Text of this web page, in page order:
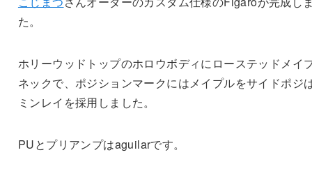
た。
ホリーウッドトップのホロウボディにローステッドメイ
ネックで、ポジションマークにはメイプルをサイドポジ
ミンレイを採用しました。
PUとプリアンプはaguilarです。